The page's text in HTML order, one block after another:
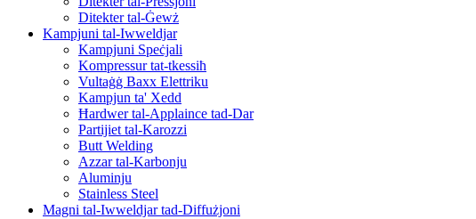
Ditekter tal-Ġewż
Kampjuni tal-Iwweldjar
Kampjuni Speċjali
Kompressur tat-tkessiħ
Vultaġġ Baxx Elettriku
Kampjun ta' Xedd
Ħardwer tal-Applaince tad-Dar
Partijiet tal-Karozzi
Butt Welding
Azzar tal-Karbonju
Aluminju
Stainless Steel
Magni tal-Iwweldjar tad-Diffużjoni